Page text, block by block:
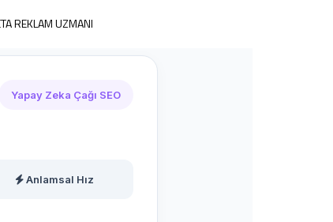
REKLAM UZMANI
Yapay Zeka Çağı SEO
Anlamsal Hız